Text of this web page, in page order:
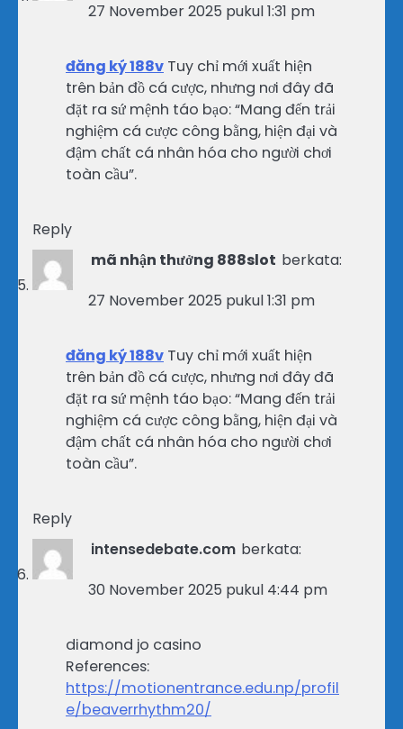
27 November 2025 pukul 1:31 pm
đăng ký 188v Tuy chỉ mới xuất hiện
trên bản đồ cá cược, nhưng nơi đây đã
đặt ra sứ mệnh táo bạo: “Mang đến trải
nghiệm cá cược công bằng, hiện đại và
đậm chất cá nhân hóa cho người chơi
toàn cầu”.
Reply
mã nhận thưởng 888slot berkata:
27 November 2025 pukul 1:31 pm
đăng ký 188v Tuy chỉ mới xuất hiện
trên bản đồ cá cược, nhưng nơi đây đã
đặt ra sứ mệnh táo bạo: “Mang đến trải
nghiệm cá cược công bằng, hiện đại và
đậm chất cá nhân hóa cho người chơi
toàn cầu”.
Reply
intensedebate.com berkata:
30 November 2025 pukul 4:44 pm
diamond jo casino
References:
https://motionentrance.edu.np/profil
e/beaverrhythm20/